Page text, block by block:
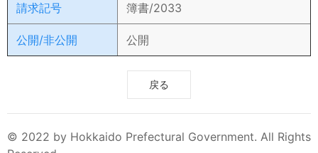
請求記号 簿書/2033
公開/非公開 公開
戻る
© 2022 by Hokkaido Prefectural Government. All Rights